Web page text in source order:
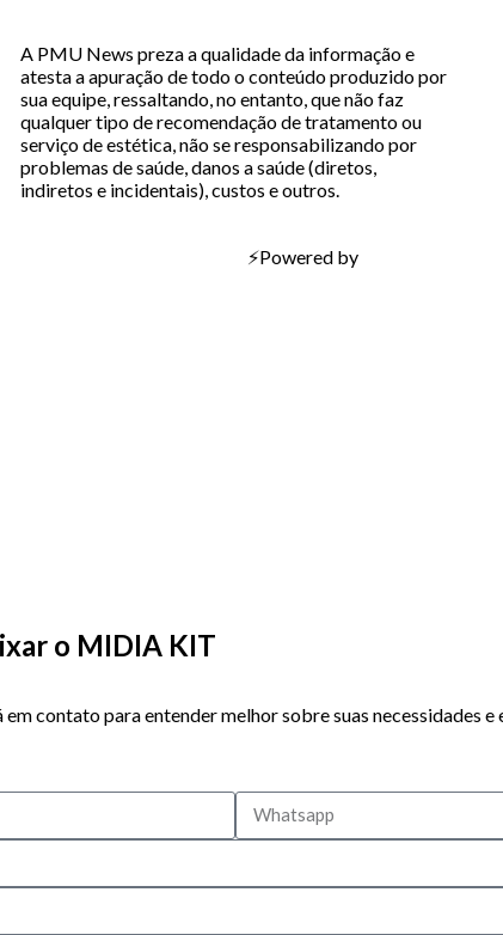
A PMU News preza a qualidade da informação e
atesta a apuração de todo o conteúdo produzido por
sua equipe, ressaltando, no entanto, que não faz
qualquer tipo de recomendação de tratamento ou
serviço de estética, não se responsabilizando por
problemas de saúde, danos a saúde (diretos,
indiretos e incidentais), custos e outros.
⚡Powered by
o MIDIA KIT
contato para entender melhor sobre suas necessidades